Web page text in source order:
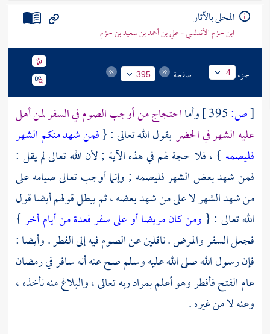
المحلى بالآثار
ابن حزم الأندلسي - علي بن أحمد بن سعيد بن حزم
جزء 4 صفحة 395
[ص: وأمااحتجاج من أوجب الصوم في السفر لمن أهل
عليه الشهر في الحضر بقول الله تعالى : {فمن شهد منكم الشهر
فليصمه } ، فلا حجة لهم في هذه الآية ; لأن الله تعالى لم يقل :
فمن شهد بعض الشهر فليصمه ; وإنما أوجب تعالى صيامه على
من شهد الشهر لا على من شهد بعضه ، ثم يبطل قولهم أيضا قول
الله تعالى : { ومن كان مريضا أو على سفر فعدة من أيام أخر}
فجعل السفر والمرض . ناقلين عن الصوم فيه إلى الفطر . وأيضا :
فإن رسول الله صلى الله عليه وسلم صح عنه أنه سافر في رمضان
عام الفتح فأفطر وهو أعلم بمراد ربه تعالى ، والبلاغ منه نأخذه ،
وعنه لا من غيره .